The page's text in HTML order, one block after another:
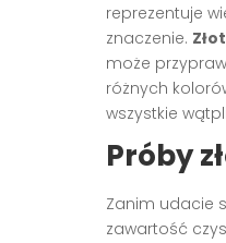
reprezentuje
znaczenie.
może
różnych
wszystkie
Próby
Zanim udacie
zawartość